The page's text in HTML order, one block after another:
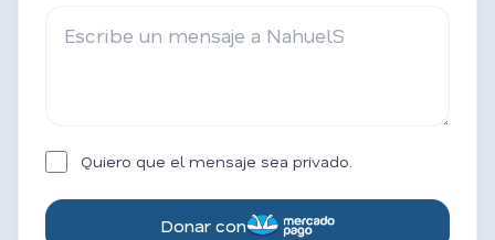
Quiero que el mensaje sea privado.
Donar con